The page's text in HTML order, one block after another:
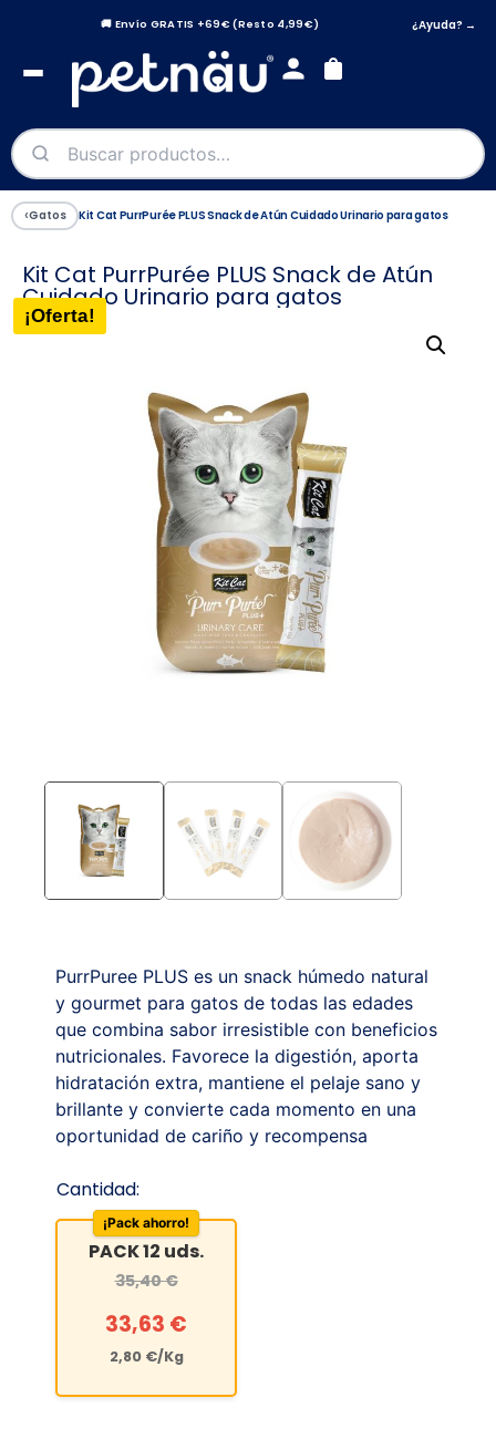
🚚 Envío GRATIS +69€ (Resto 4,99€) ¿Ayuda? →
‹Gatos Kit Cat PurrPurée PLUS Snack de Atún Cuidado Urinario para gatos
Kit Cat PurrPurée PLUS Snack de Atún
Cuidado Urinario para gatos
¡Oferta!
PurrPuree PLUS es un snack húmedo natural
y gourmet para gatos de todas las edades
que combina sabor irresistible con beneficios
nutricionales. Favorece la digestión, aporta
hidratación extra, mantiene el pelaje sano y
brillante y convierte cada momento en una
oportunidad de cariño y recompensa
Cantidad:
¡Pack ahorro!
PACK 12 uds.
35,40€
33,63 €
2,80 €/Kg